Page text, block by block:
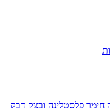
חימר פלסטלינה ובצק דבק